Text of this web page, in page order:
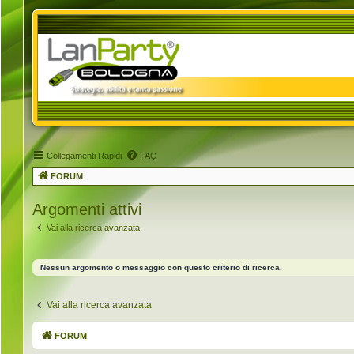
Collegamenti Rapidi FAQ
FORUM
Argomenti attivi
Vai alla ricerca avanzata
Nessun argomento o messaggio con questo criterio di ricerca.
Vai alla ricerca avanzata
FORUM